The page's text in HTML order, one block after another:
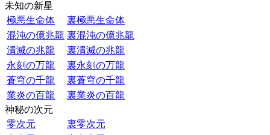
未知の新星
極悪生命体
裏極悪生命体
混沌の億兆龍 裏混沌の億兆龍
潰滅の兆龍
裏潰滅の兆龍
永刻の万龍
裏永刻の万龍
蒼穹の千龍
裏蒼穹の千龍
業炎の百龍
裏業炎の百龍
神秘の次元
零次元
裏零次元